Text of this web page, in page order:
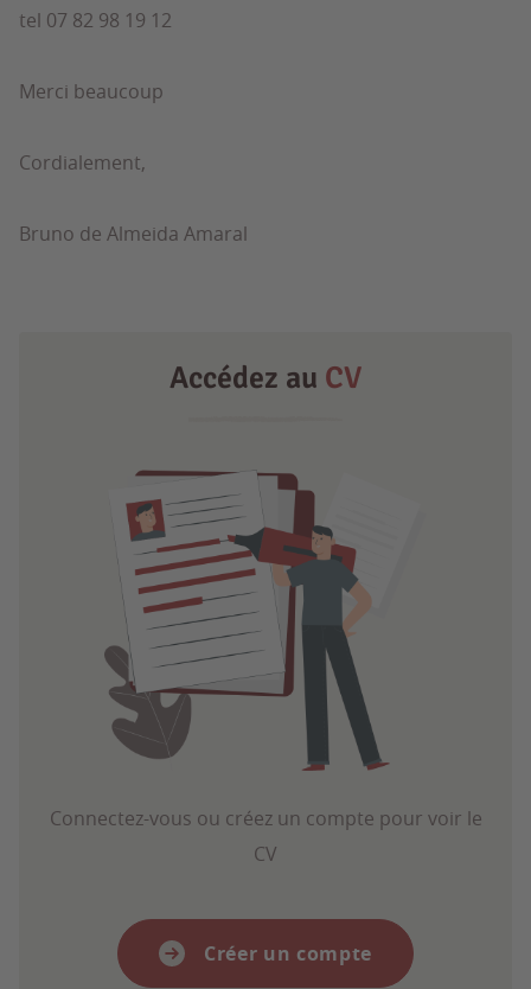
tel 07 82 98 19 12
Merci beaucoup
Cordialement,
Bruno de Almeida Amaral
Accédez au CV
Connectez-vous ou créez un compte pour voir le
CV
Créer un compte